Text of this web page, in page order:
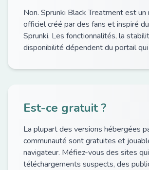
Non. Sprunki Black Treatment est un
officiel créé par des fans et inspiré
Sprunki. Les fonctionnalités, la
disponibilité dépendent du portail
Est-ce gratuit ?
La plupart des versions hébergées
communauté sont gratuites et
navigateur. Méfiez-vous des sites
téléchargements suspects, des